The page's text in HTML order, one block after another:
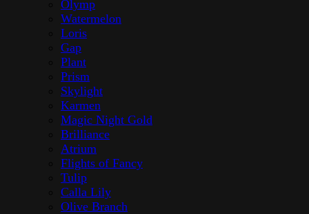
Olymp
Watermelon
Loris
Gap
Plant
Prism
Skylight
Karmen
Magic Night Gold
Brilliance
Atrium
Flights of Fancy
Tulip
Calla Lily
Olive Branch